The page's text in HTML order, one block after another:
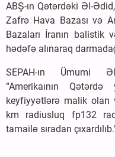
ABŞ-ın Qətərdəki Əl-
Zafrə Hava Bazası və
Bazaları İranın balistik
hədəfə alınaraq
SEPAH-ın Ümumi
“Amerikaının
keyfiyyətlərə malik
km radiusluq fp132
tamailə sıradan